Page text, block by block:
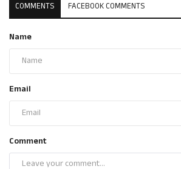
COMMENTS FACEBOOK COMMENTS
Name
Email
Comment